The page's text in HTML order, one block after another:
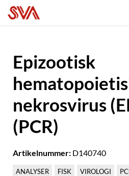
Epizootisk
nekrosvirus
(PCR)
Artikelnummer: D140740
ANALYSER FISK VIROLOGI